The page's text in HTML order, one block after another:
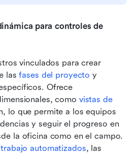
para controles de
vinculados para crear
las fases del proyecto y
Ofrece
como vistas de
lo que permite a los equipos
y seguir el progreso en
la oficina como en el campo.
automatizados, las